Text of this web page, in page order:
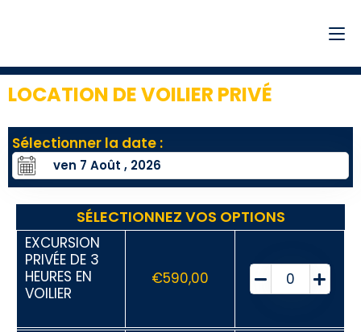
LOCATION DE VOILIER PRIVÉ
Sélectionner la date :
SÉLECTIONNEZ VOS OPTIONS
EXCURSION
PRIVÉE DE 3
HEURES EN
VOILIER
€590,00